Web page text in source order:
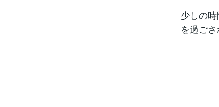
少しの
を過ご